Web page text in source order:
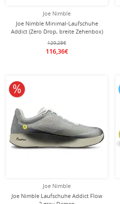
Joe Nimble
Joe Nimble Minimal-Laufschuhe
Addict (Zero Drop, breite Zehenbox)
schwarz Damen
129,28€
116,36€
Joe Nimble
Joe Nimble Laufschuhe Addict Flow
10% reduziert